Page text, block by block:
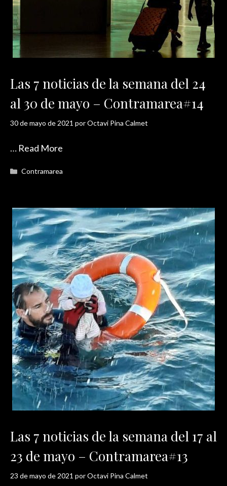
Las 7 noticias de la semana del 24
al 30 de mayo – Contramarea#14
30 de mayo de 2021 porOctavi Pina Calmet
… Read More
Categorías
Contramarea
Las 7 noticias de la semana del 17 al
23 de mayo – Contramarea#13
23 de mayo de 2021 porOctavi Pina Calmet